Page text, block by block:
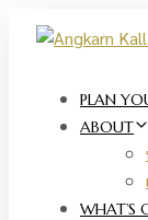
Skip
links
Skip
navigationPLAN
ABOUT
WHAT’S